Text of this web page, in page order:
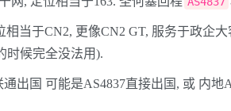
相当于CN2, 更像CN2 GT, 服务于政企大
时候完全没法用).
出国 可能是AS4837直接出国, 或 内地